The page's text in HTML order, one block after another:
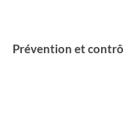
Prévention et